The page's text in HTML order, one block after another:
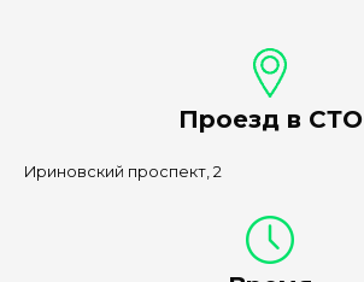
Проезд в СТО
Ириновский проспект, 2